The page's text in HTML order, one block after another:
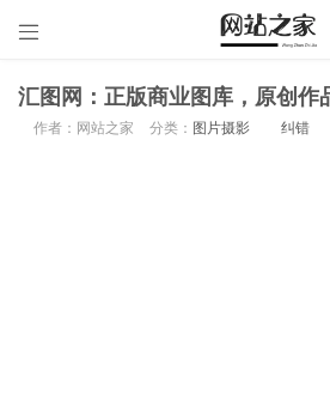

汇图网：正版商业图库，原创作
作者：网站之家 分类： 图片摄影 纠错